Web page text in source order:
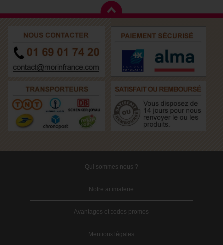
Qui sommes nous ?
Notre animalerie
Avantages et codes promos
Mentions légales